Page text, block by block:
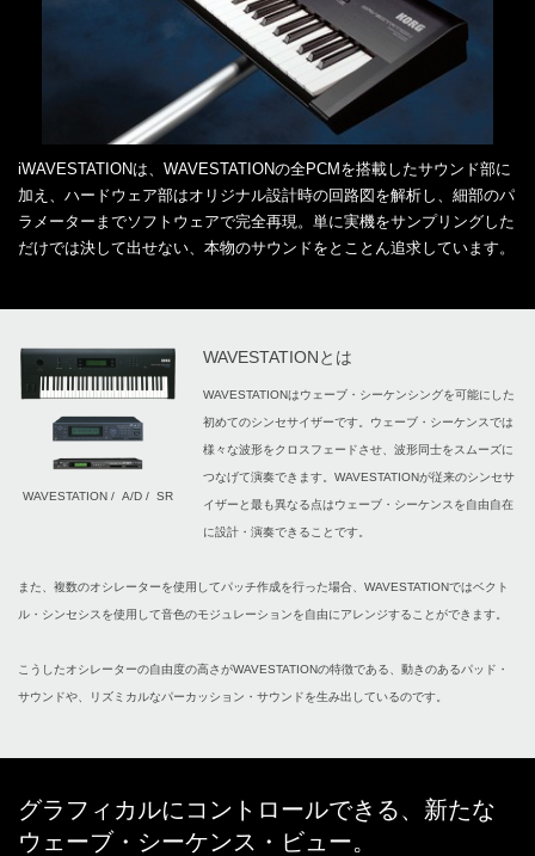
iWAVESTATIONは、WAVESTATIONの全PCMを搭載したサウンド部に
加え、ハードウェア部はオリジナル設計時の回路図を解析し、細部のパ
ラメーターまでソフトウェアで完全再現。単に実機をサンプリングした
だけでは決して出せない、本物のサウンドをとことん追求しています。
WAVESTATION / A/D / SR
WAVESTATIONとは
WAVESTATIONはウェーブ・シーケンシングを可能にした
初めてのシンセサイザーです。ウェーブ・シーケンスでは
様々な波形をクロスフェードさせ、波形同士をスムーズに
つなげて演奏できます。WAVESTATIONが従来のシンセサ
イザーと最も異なる点はウェーブ・シーケンスを自由自在
に設計・演奏できることです。
また、複数のオシレーターを使用してパッチ作成を行った場合、WAVESTATIONではベクト
ル・シンセシスを使用して音色のモジュレーションを自由にアレンジすることができます。
こうしたオシレーターの自由度の高さがWAVESTATIONの特徴である、動きのあるパッド・
サウンドや、リズミカルなパーカッション・サウンドを生み出しているのです。
グラフィカルにコントロールできる、新たな
ウェーブ・シーケンス・ビュー。